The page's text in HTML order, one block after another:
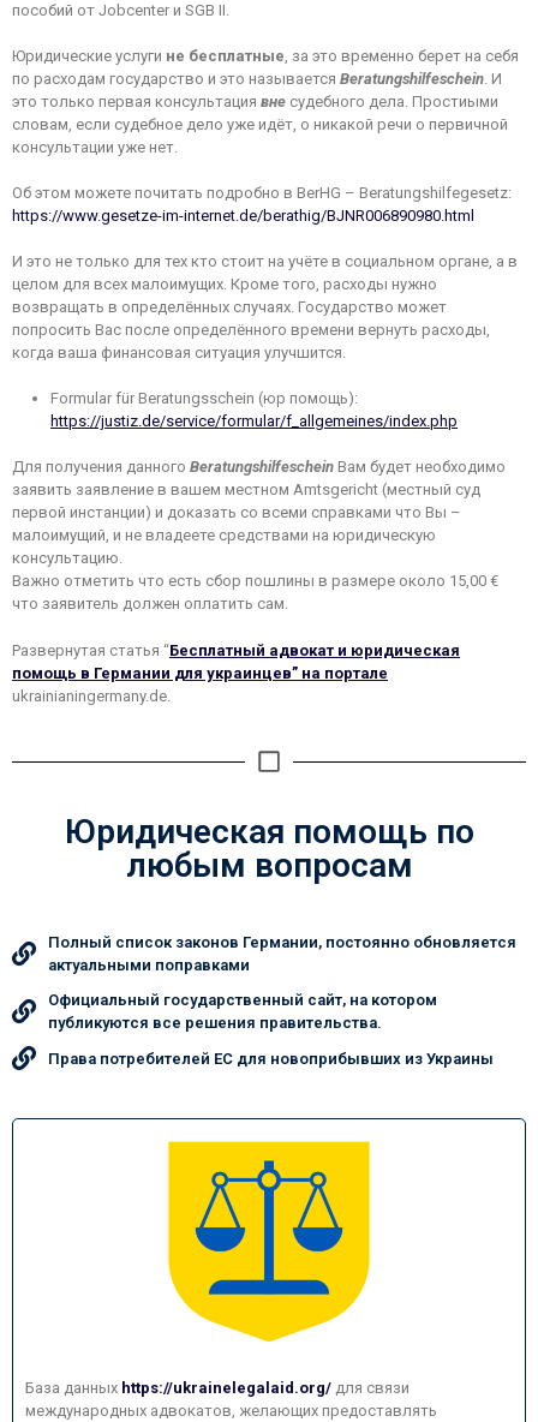
пособий от Jobсenter и SGB II.
Юридические услуги не бесплатные, за это временно берет на себя
по расходам государство и это называется Beratungshilfeschein. И
это только первая консультация вне судебного дела. Простиыми
словам, если судебное дело уже идёт, о никакой речи о первичной
консультации уже нет.
Об этом можете почитать подробно в BerHG – Beratungshilfegesetz:
https://www.gesetze-im-internet.de/berathig/BJNR006890980.html
И это не только для тех кто стоит на учёте в социальном органе, а в
целом для всех малоимущих. Кроме того, расходы нужно
возвращать в определённых случаях. Государство может
попросить Вас после определённого времени вернуть расходы,
когда ваша финансовая ситуация улучшится.
Formular für Beratungsschein (юр помощь):
https://justiz.de/service/formular/f_allgemeines/index.php
Для получения данного Beratungshilfeschein Вам будет необходимо
заявить заявление в вашем местном Amtsgericht (местный суд
первой инстанции) и доказать со всеми справками что Вы –
малоимущий, и не владеете средствами на юридическую
консультацию.
Важно отметить что есть сбор пошлины в размере около 15,00 €
что заявитель должен оплатить сам.
Развернутая статья “Бесплатный адвокат и юридическая
помощь в Германии для украинцев” на портале
ukrainianingermany.de.
Юридическая помощь по
любым вопросам​
Полный список законов Германии, постоянно обновляется
актуальными поправками
Официальный государственный сайт, на котором
публикуются все решения правительства.
Права потребителей ЕС для новоприбывших из Украины
База данных https://ukrainelegalaid.org/ для связи
международных адвокатов, желающих предоставлять